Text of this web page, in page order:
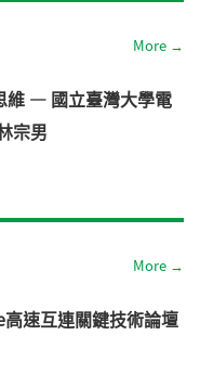
More →
維 — 國立臺灣大學電
宗男
More →
高速互連關鍵技術論壇